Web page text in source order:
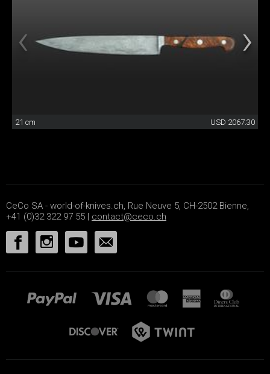
21 cm USD 2067.30
CeCo SA - world-of-knives.ch, Rue Neuve 5, CH-2502 Bienne,
+41 (0)32 322 97 55 | contact@ceco.ch